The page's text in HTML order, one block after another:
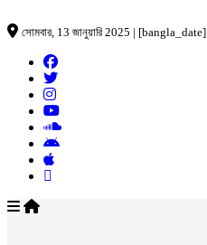
সোমবার, 13 জানুয়ারি 2025 | [bangla_date]